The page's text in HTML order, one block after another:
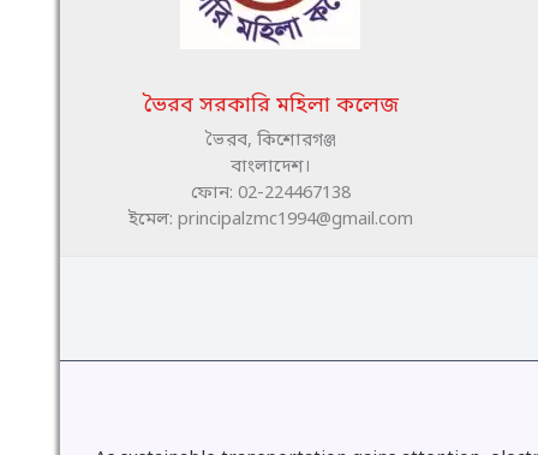
ভৈরব সরকারি মহিলা কলেজ
ভৈরব, কিশোরগঞ্জ
বাংলাদেশ।
ফোন: 02-224467138
ইমেল: principalzmc1994@gmail.com